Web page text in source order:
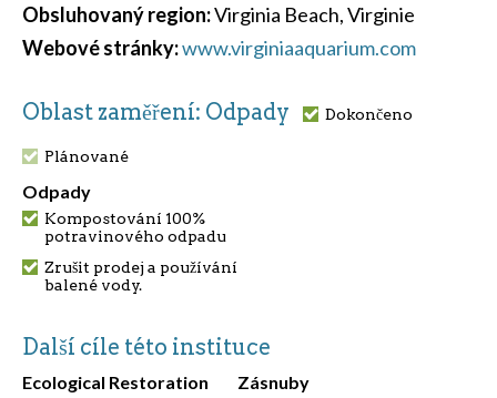
Obsluhovaný region:Virginia Beach, Virginie
Webové stránky:www.virginiaaquarium.com
Oblast zaměření: Odpady Dokončeno
Plánované
Odpady
Kompostování 100%
potravinového odpadu
Zrušit prodej a používání
balené vody.
Další cíle této instituce
Ecological Restoration
Zásnuby